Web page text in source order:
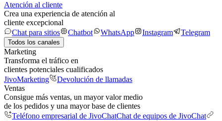
Atención al cliente
Crea una experiencia de atención al
cliente excepcional
Chat para sitios
Chatbot WhatsApp Instagram Telegram
Todos los canales
Marketing
Transforma el tráfico en
clientes potenciales cualificados
JivoMarketing
Devolución de llamadas
Ventas
Consigue más ventas, un mayor valor medio
de los pedidos y una mayor base de clientes
Teléfono empresarial de JivoChatChat de equipos de JivoChat